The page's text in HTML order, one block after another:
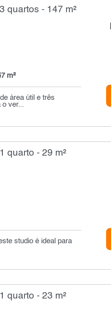
quartos - 147 m²
m²
área útil e três
o ver...
quarto - 29 m²
studio é ideal para
quarto - 23 m²